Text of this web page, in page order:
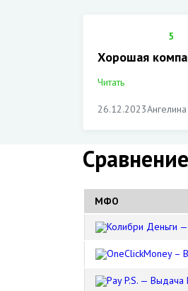
5
Хорошая
Читать
26.12.2023Ангелина
МФО